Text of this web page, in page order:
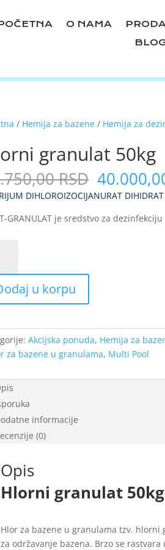
O NAMA
/ Hemija za bazene/ Hemija za
granulat 50kg
RSD
cena
je
bila:
DIHLOROIZOCIJANURAT
GRANULAT je sredstvo za
u korpu
Akcijska ponuda, Hemija za
za bazene u granulama, Multi Pool
informacije
(0)
Opis
Hlorni granulat 50kg
Hlor za bazene u granulama tzv.
za održavanje bazena. Brzo se